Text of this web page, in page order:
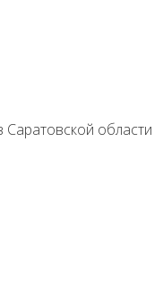
области